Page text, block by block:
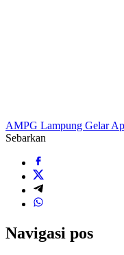
AMPG Lampung Gelar
Sebarkan
Navigasi pos